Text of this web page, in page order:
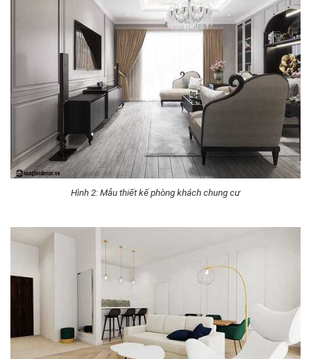
Hình 2: Mẫu thiết kế phòng khách chung cư